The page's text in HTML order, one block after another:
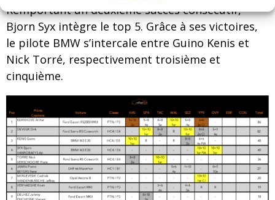
Remportant un deuxième succès consécutif,
Bjorn Syx intègre le top 5. Grâce à ses victoires,
le pilote BMW s’intercale entre Guino Kenis et
Nick Torré, respectivement troisième et
cinquième.